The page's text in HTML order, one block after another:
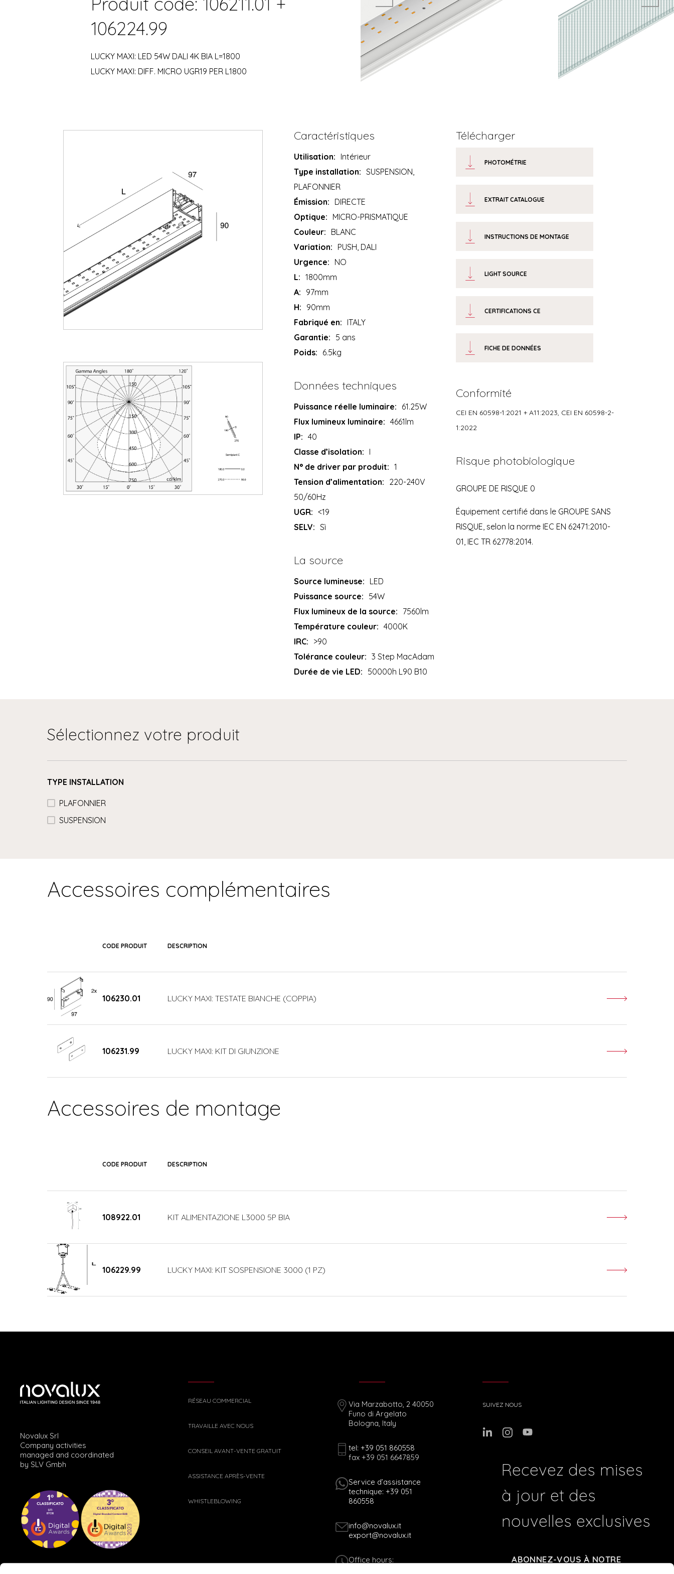
106224.99
LUCKY MAXI: LED 54W DALI 4K BIA L=1800
LUCKY MAXI: DIFF. MICRO UGR19 PER L1800
Caractéristiques
Utilisation: Intérieur
Type installation: SUSPENSION,
PLAFONNIER
Émission: DIRECTE
Optique: MICRO-PRISMATIQUE
Couleur: BLANC
Variation: PUSH, DALI
Urgence: NO
L: 1800mm
A: 97mm
H: 90mm
Fabriqué en: ITALY
Garantie: 5 ans
Poids: 6.5kg
Données techniques
Puissance réelle luminaire: 61.25W
Flux lumineux luminaire: 4661lm
IP: 40
Classe d’isolation: I
N° de driver par produit: 1
Tension d’alimentation: 220-240V
50/60Hz
UGR: <19
SELV: Sì
La source
Source lumineuse: LED
Puissance source: 54W
Flux lumineux de la source: 7560lm
Température couleur: 4000K
IRC: >90
Tolérance couleur: 3 Step MacAdam
Durée de vie LED: 50000h L90 B10
Télécharger
PHOTOMÉTRIE
EXTRAIT CATALOGUE
INSTRUCTIONS DE MONTAGE
LIGHT SOURCE
CERTIFICATIONS CE
FICHE DE DONNÉES
Conformité
CEI EN 60598-1:2021 + A11:2023, CEI EN 60598-2-
1:2022
Risque photobiologique
GROUPE DE RISQUE 0
Équipement certifié dans le GROUPE SANS
RISQUE, selon la norme IEC EN 62471:2010-
01, IEC TR 62778:2014.
Sélectionnez votre produit
TYPE INSTALLATION
PLAFONNIER
SUSPENSION
Accessoires complémentaires
CODE PRODUIT DESCRIPTION
106230.01 LUCKY MAXI: TESTATE BIANCHE (COPPIA)
106231.99 LUCKY MAXI: KIT DI GIUNZIONE
Accessoires de montage
CODE PRODUIT DESCRIPTION
108922.01 KIT ALIMENTAZIONE L3000 5P BIA
106229.99 LUCKY MAXI: KIT SOSPENSIONE 3000 (1 PZ)
Novalux Srl
Company activities
managed and coordinated
by SLV Gmbh
RÉSEAU COMMERCIAL
TRAVAILLE AVEC NOUS
CONSEIL AVANT-VENTE GRATUIT
ASSISTANCE APRÈS-VENTE
WHISTLEBLOWING
Via Marzabotto, 2 40050
Funo di Argelato
Bologna, Italy
tel: +39 051 860558
fax +39 051 6647859
Service d’assistance
technique: +39 051
860558
info@novalux.it
export@novalux.it
Office hours:
SUIVEZ NOUS
Recevez des mises
à jour et des
nouvelles exclusives
ABONNEZ-VOUS À NOTRE